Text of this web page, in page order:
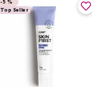
-5 %
Top Seller